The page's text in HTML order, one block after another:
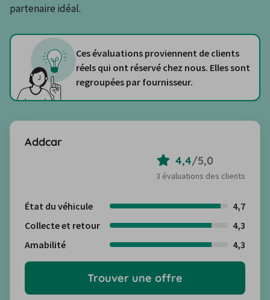
partenaire idéal.
Ces évaluations proviennent de clients
réels qui ont réservé chez nous. Elles sont
regroupées par fournisseur.
Addcar
4,4/5,0
3 évaluations des clients
État du véhicule
4,7
Collecte et retour
4,3
Amabilité
4,3
Trouver une offre